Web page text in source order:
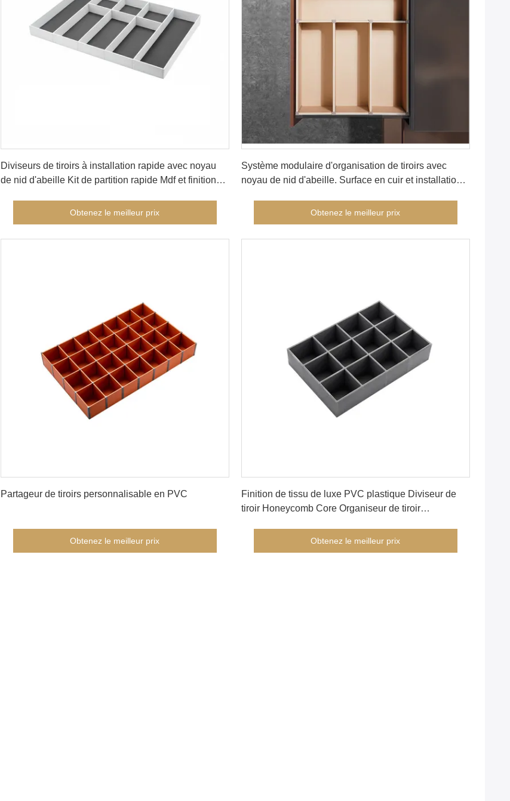
Diviseurs de tiroirs à installation rapide avec noyau
de nid d'abeille Kit de partition rapide Mdf et finition
Obtenez le meilleur prix
Système modulaire d'organisation de tiroirs avec
noyau de nid d'abeille. Surface en cuir et installation
stockage à la maison et au bureau.
Obtenez le meilleur prix
Partageur de tiroirs personnalisable en PVC
Obtenez le meilleur prix
Finition de tissu de luxe PVC plastique Diviseur de
tiroir Honeycomb Core Organiseur de tiroir
Obtenez le meilleur prix